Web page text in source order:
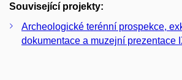
Související projekty:
Archeologické terénní prospekce,
dokumentace a muzejní prezentace